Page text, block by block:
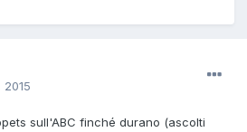
sull'ABC finché durano (ascolti